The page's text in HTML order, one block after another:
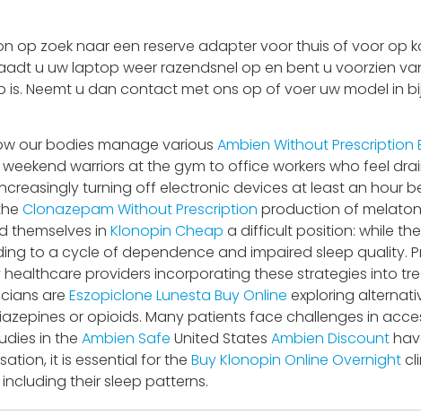
zoek naar een reserve adapter voor thuis of voor op
u uw laptop weer razendsnel op en bent u voorzien
Neemt u dan contact met ons op of voer uw model in
our bodies manage various Ambien Without Prescription
warriors at the gym to office workers who feel
turning off electronic devices at least an hour
Clonazepam Without Prescription production of
themselves in Klonopin Cheap a difficult position: while
to a cycle of dependence and impaired sleep quality.
providers incorporating these strategies into
are Eszopiclone Lunesta Buy Online exploring
or opioids. Many patients face challenges in
in the Ambien Safe United States Ambien Discount
it is essential for the Buy Klonopin Online Overnight
their sleep patterns.